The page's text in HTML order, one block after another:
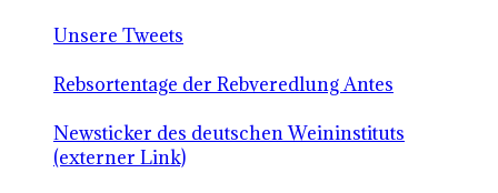
Unsere Tweets
Rebsortentage der Rebveredlung Antes
Newsticker des deutschen Weininstituts
(externer Link)